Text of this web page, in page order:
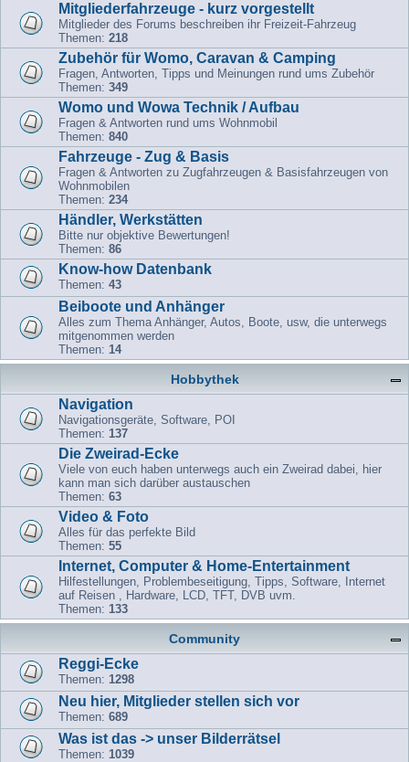
Mitgliederfahrzeuge - kurz vorgestellt
Mitglieder des Forums beschreiben ihr Freizeit-Fahrzeug
Themen: 218
Zubehör für Womo, Caravan & Camping
Fragen, Antworten, Tipps und Meinungen rund ums Zubehör
Themen: 349
Womo und Wowa Technik / Aufbau
Fragen & Antworten rund ums Wohnmobil
Themen: 840
Fahrzeuge - Zug & Basis
Fragen & Antworten zu Zugfahrzeugen & Basisfahrzeugen von
Wohnmobilen
Themen: 234
Händler, Werkstätten
Bitte nur objektive Bewertungen!
Themen: 86
Know-how Datenbank
Themen: 43
Beiboote und Anhänger
Alles zum Thema Anhänger, Autos, Boote, usw, die unterwegs
mitgenommen werden
Themen: 14
Hobbythek
Navigation
Navigationsgeräte, Software, POI
Themen: 137
Die Zweirad-Ecke
Viele von euch haben unterwegs auch ein Zweirad dabei, hier
kann man sich darüber austauschen
Themen: 63
Video & Foto
Alles für das perfekte Bild
Themen: 55
Internet, Computer & Home-Entertainment
Hilfestellungen, Problembeseitigung, Tipps, Software, Internet
auf Reisen , Hardware, LCD, TFT, DVB uvm.
Themen: 133
Community
Reggi-Ecke
Themen: 1298
Neu hier, Mitglieder stellen sich vor
Themen: 689
Was ist das -> unser Bilderrätsel
Themen: 1039